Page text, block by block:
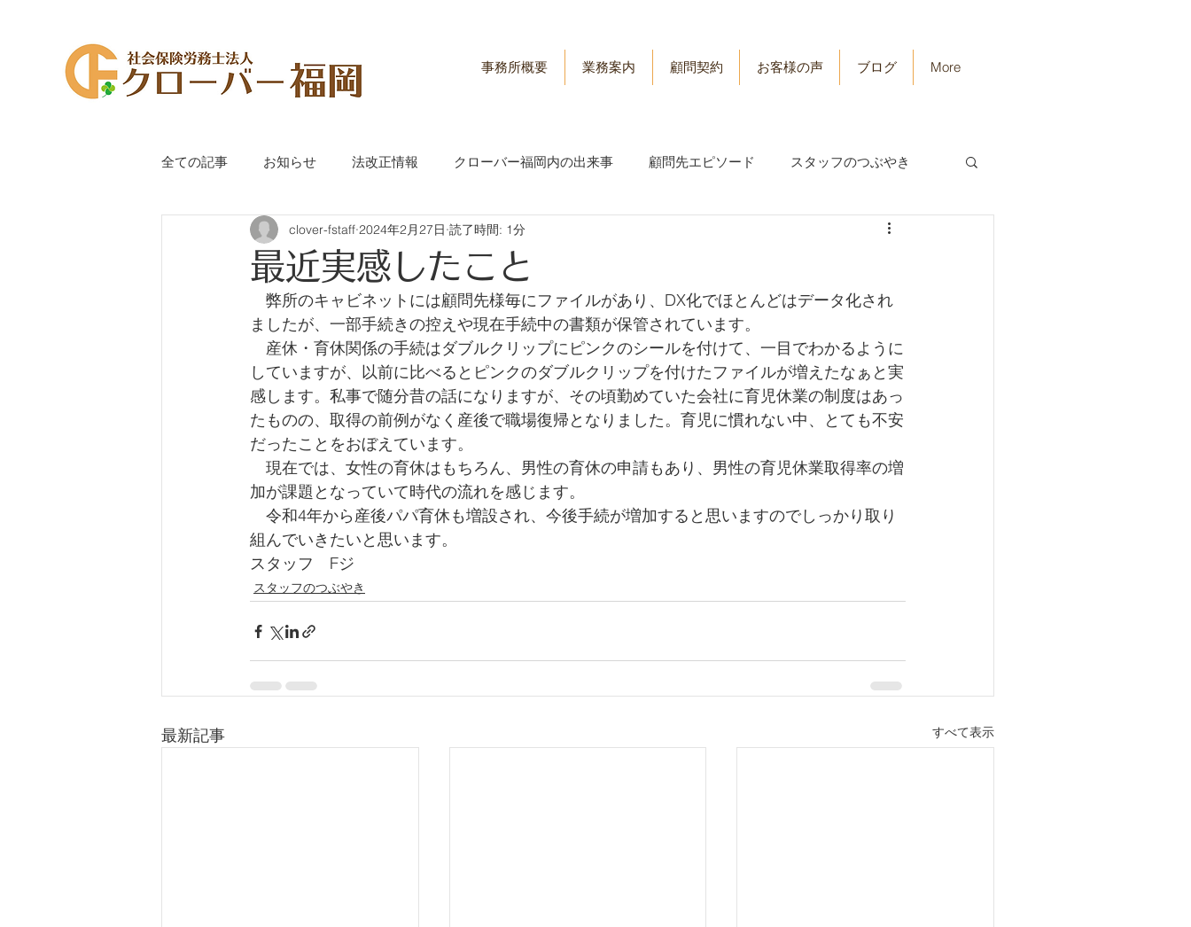
事務所概要 業務案内 顧問契約 お客様の声 ブログ More
全ての記事 お知らせ 法改正情報 クローバー福岡内の出来事 顧問先エピソード スタッフのつぶやき
代表萩尾のつぶやき 手続き情報 労務管理情報
最近実感したこと
clover-fstaff 2024年2月27日 読了時間: 1分
弊所のキャビネットには顧問先様毎にファイルがあり、DX化でほとんどはデータ化され
ましたが、一部手続きの控えや現在手続中の書類が保管されています。
産休・育休関係の手続はダブルクリップにピンクのシールを付けて、一目でわかるように
していますが、以前に比べるとピンクのダブルクリップを付けたファイルが増えたなぁと実
感します。私事で随分昔の話になりますが、その頃勤めていた会社に育児休業の制度はあっ
たものの、取得の前例がなく産後で職場復帰となりました。育児に慣れない中、とても不安
だったことをおぼえています。
現在では、女性の育休はもちろん、男性の育休の申請もあり、男性の育児休業取得率の増
加が課題となっていて時代の流れを感じます。
令和4年から産後パパ育休も増設され、今後手続が増加すると思いますのでしっかり取り
組んでいきたいと思います。
スタッフ　Fジ
スタッフのつぶやき
最新記事 すべて表示